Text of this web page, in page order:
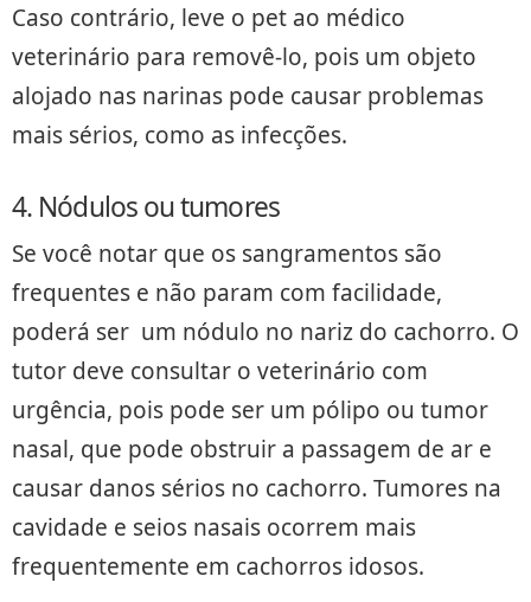
Caso contrário, leve o pet ao médico
veterinário para removê-lo, pois um objeto
alojado nas narinas pode causar problemas
mais sérios, como as infecções.
4. Nódulos ou tumores
Se você notar que os sangramentos são
frequentes e não param com facilidade,
poderá ser um nódulo no nariz do cachorro. O
tutor deve consultar o veterinário com
urgência, pois pode ser um pólipo ou tumor
nasal, que pode obstruir a passagem de ar e
causar danos sérios no cachorro. Tumores na
cavidade e seios nasais ocorrem mais
frequentemente em cachorros idosos.